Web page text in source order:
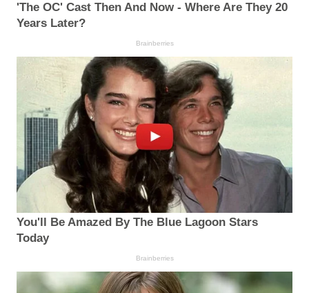
'The OC' Cast Then And Now - Where Are They 20
Years Later?
Brainberries
You'll Be Amazed By The Blue Lagoon Stars
Today
Brainberries